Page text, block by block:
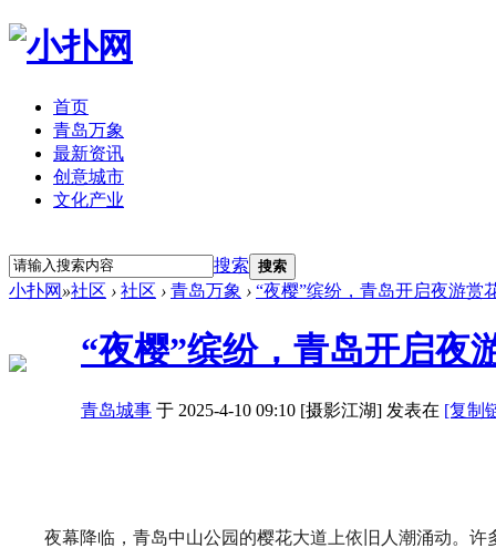
首页
青岛万象
最新资讯
创意城市
文化产业
搜索 搜索
小扑网 »社区 › 社区 › 青岛万象 › “夜樱”缤纷，青岛开启夜游赏
“夜樱”缤纷，青岛开启夜
青岛城事 于 2025-4-10 09:10 [摄影江湖] 发表在 [复制
夜幕降临，青岛中山公园的樱花大道上依旧人潮涌动。